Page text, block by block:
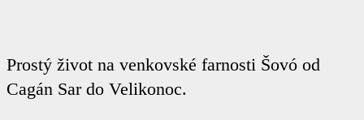
Prostý život na venkovské farnosti Šovó od
Cagán Sar do Velikonoc.